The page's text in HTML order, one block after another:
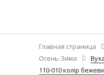
Главная страница
Осень-Зима
110-010 колір